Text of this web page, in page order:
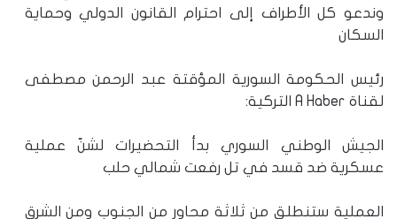
وندعو كل الأطراف إلى احترام القانون الدولي وحماية
السكان
رئيس الحكومة السورية المؤقتة عبد الرحمن مصطفى
لقناة A Haber التركية:
الجيش الوطني السوري بدأ التحضيرات لشنّ عملية
عسكرية ضد قسد في تل رفعت شمالي حلب
العملية ستنطلق من ثلاثة محاور من الجنوب ومن الشرق